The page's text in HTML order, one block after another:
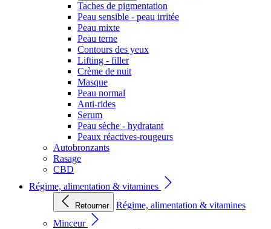
Taches de pigmentation
Peau sensible - peau irritée
Peau mixte
Peau terne
Contours des yeux
Lifting - filler
Crème de nuit
Masque
Peau normal
Anti-rides
Serum
Peau sèche - hydratant
Peaux réactives-rougeurs
Autobronzants
Rasage
CBD
Régime, alimentation & vitamines
Retourner
Régime, alimentation & vitamines
Minceur